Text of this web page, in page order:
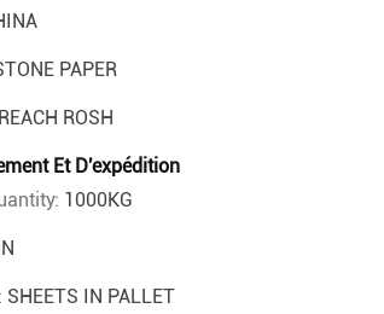
PAPER
ROSH
Et D'expédition
1000KG
SHEETS IN PALLET